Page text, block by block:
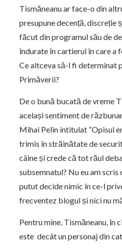
Tismăneanu ar face-o din
presupune decență, discreție
făcut din programul său de
îndurate în cartierul în care
Ce altceva să-l fi determinat
Primăverii?
De o bună bucată de vreme
același sentiment de
Mihai Pelin intitulat ”Opisul
trimis în străinătate de
câine și crede că tot răul
subsemnatul? Nu eu am
putut decide nimic în ce-l
frecventez blogul și nici nu
Pentru mine, Tismăneanu, în
este decât un personaj din